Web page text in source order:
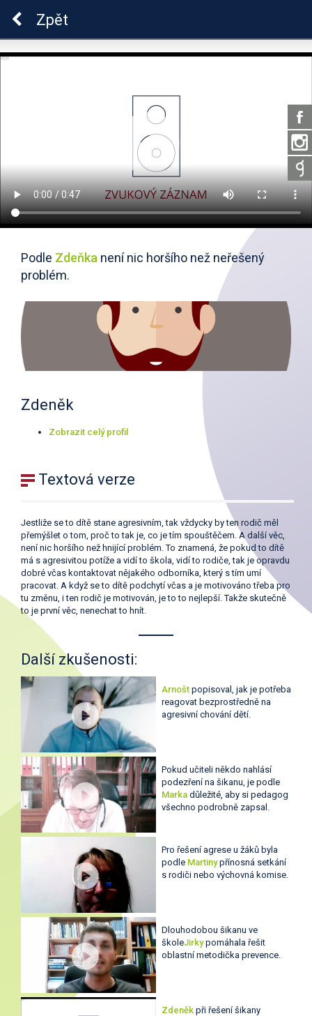
Zpět
Podle Zdeňka není nic horšího než neřešený
problém.
Zdeněk
Zobrazit celý profil
Textová verze
Jestliže se to dítě stane agresivním, tak vždycky by ten rodič měl
přemýšlet o tom, proč to tak je, co je tím spouštěčem. A další věc,
není nic horšího než hnijící problém. To znamená, že pokud to dítě
má s agresivitou potíže a vidí to škola, vidí to rodiče, tak je opravdu
dobré včas kontaktovat nějakého odborníka, který s tím umí
pracovat. A když se to dítě podchytí včas a je motivováno třeba pro
tu změnu, i ten rodič je motivován, je to to nejlepší. Takže skutečně
to je první věc, nenechat to hnít.
Další zkušenosti:
Arnoštpopisoval, jak je potřeba
reagovat bezprostředně na
agresivní chování dětí.
Pokud učiteli někdo nahlásí
podezření na šikanu, je podle
Markadůležité, aby si pedagog
všechno podrobně zapsal.
Pro řešení agrese u žáků byla
podle Martinypřínosná setkání
s rodiči nebo výchovná komise.
Dlouhodobou šikanu ve
školeJirkypomáhala řešit
oblastní metodička prevence.
Zdeněk při řešení šikany